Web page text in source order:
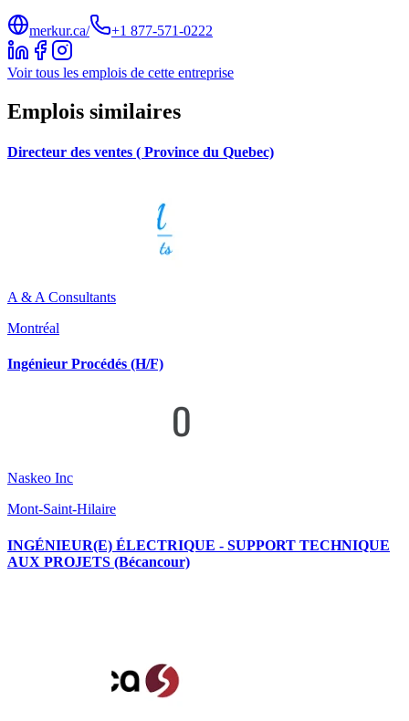
merkur.ca/ +1 877-571-0222
Voir tous les emplois de cette entreprise
Emplois similaires
Directeur des ventes ( Province du Quebec)
A & A Consultants
Montréal
Ingénieur Procédés (H/F)
Naskeo Inc
Mont-Saint-Hilaire
INGÉNIEUR(E) ÉLECTRIQUE - SUPPORT TECHNIQUE
AUX PROJETS (Bécancour)